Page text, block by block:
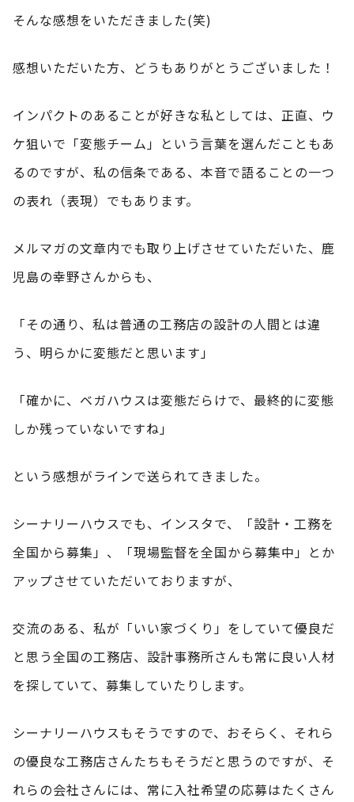
そんな感想をいただきました(笑)
感想いただいた方、どうもありがとうございました！
インパクトのあることが好きな私としては、正直、ウ
ケ狙いで「変態チーム」という言葉を選んだこともあ
るのですが、私の信条である、本音で語ることの一つ
の表れ（表現）でもあります。
メルマガの文章内でも取り上げさせていただいた、鹿
児島の幸野さんからも、
「その通り、私は普通の工務店の設計の人間とは違
う、明らかに変態だと思います」
「確かに、ベガハウスは変態だらけで、最終的に変態
しか残っていないですね」
という感想がラインで送られてきました。
シーナリーハウスでも、インスタで、「設計・工務を
全国から募集」、「現場監督を全国から募集中」とか
アップさせていただいておりますが、
交流のある、私が「いい家づくり」をしていて優良だ
と思う全国の工務店、設計事務所さんも常に良い人材
を探していて、募集していたりします。
シーナリーハウスもそうですので、おそらく、それら
の優良な工務店さんたちもそうだと思うのですが、そ
れらの会社さんには、常に入社希望の応募はたくさん